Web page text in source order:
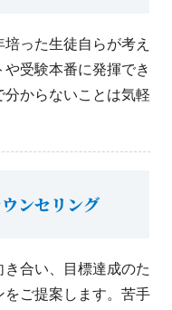
った生徒自らが考え
受験本番に発揮でき
からないことは気軽
ンセリング
合い、目標達成のた
ご提案します。苦手